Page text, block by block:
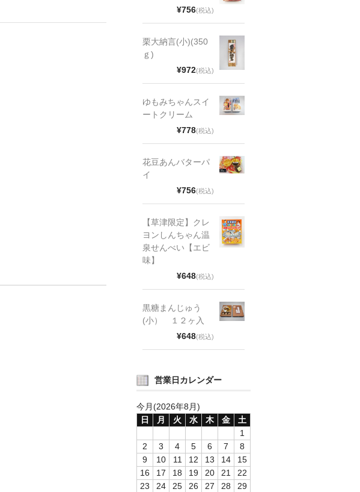
¥756(税込)
栗大納言(小)(350
ｇ)
¥972(税込)
ゆもみちゃんスイ
ートクリーム
¥778(税込)
花豆あんバターパ
イ
¥756(税込)
【草津限定】クレ
ヨンしんちゃん温
泉せんべい【エビ
味】
¥648(税込)
黒糖まんじゅう
(小） １２ヶ入
¥648(税込)
営業日カレンダー
今月(2026年8月)
日
月 火 水 木 金
土
1
2
3 4 5 6 7
8
9
10 11 12 13 14
15
16
17 18 19 20 21
22
23
24 25 26 27 28
29